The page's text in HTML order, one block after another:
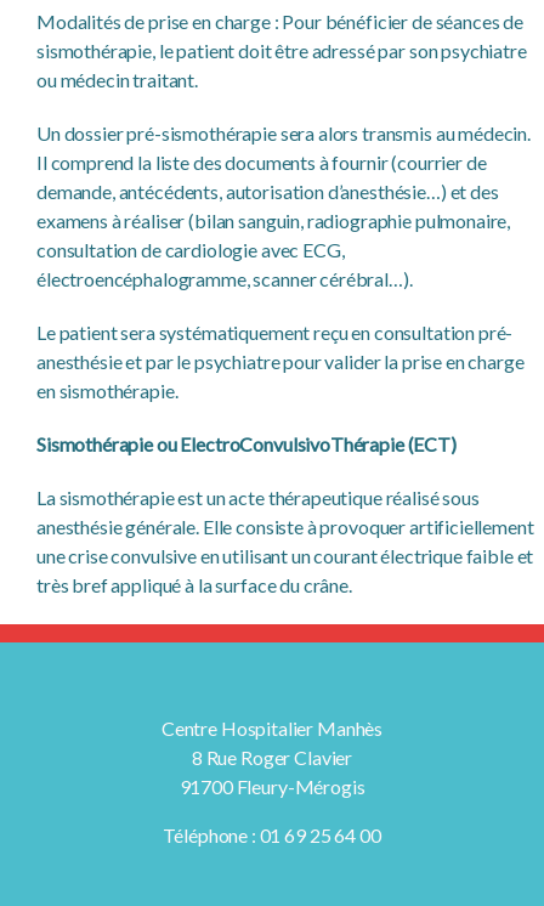
Modalités de prise en charge : Pour bénéficier de séances de
sismothérapie, le patient doit être adressé par son psychiatre
ou médecin traitant.
Un dossier pré-sismothérapie sera alors transmis au médecin.
Il comprend la liste des documents à fournir (courrier de
demande, antécédents, autorisation d’anesthésie…) et des
examens à réaliser (bilan sanguin, radiographie pulmonaire,
consultation de cardiologie avec ECG,
électroencéphalogramme, scanner cérébral…).
Le patient sera systématiquement reçu en consultation pré-
anesthésie et par le psychiatre pour valider la prise en charge
en sismothérapie.
Sismothérapie ou ElectroConvulsivoThérapie (ECT)
La sismothérapie est un acte thérapeutique réalisé sous
anesthésie générale. Elle consiste à provoquer artificiellement
une crise convulsive en utilisant un courant électrique faible et
très bref appliqué à la surface du crâne.
Centre Hospitalier Manhès
8 Rue Roger Clavier
91700 Fleury-Mérogis
Téléphone : 01 69 25 64 00